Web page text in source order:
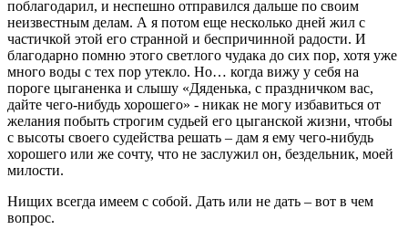
поблагодарил, и неспешно отправился дальше по своим
неизвестным делам. А я потом еще несколько дней жил с
частичкой этой его странной и беспричинной радости. И
благодарно помню этого светлого чудака до сих пор, хотя уже
много воды с тех пор утекло. Но… когда вижу у себя на
пороге цыганенка и слышу «Дяденька, с праздничком вас,
дайте чего-нибудь хорошего» - никак не могу избавиться от
желания побыть строгим судьей его цыганской жизни, чтобы
с высоты своего судейства решать – дам я ему чего-нибудь
хорошего или же сочту, что не заслужил он, бездельник, моей
милости.
Нищих всегда имеем с собой. Дать или не дать – вот в чем
вопрос.